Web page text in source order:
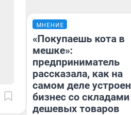
МНЕНИЕ
«Покупаешь кота в
мешке»:
предприниматель
рассказала, как на
самом деле устроен
бизнес со складами
дешевых товаров